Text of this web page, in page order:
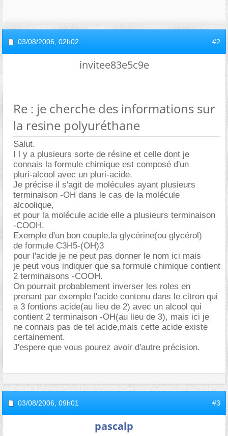
03/08/2006, 02h02 #2
invitee83e5c9e
Re : je cherche des informations sur
la resine polyuréthane
Salut.
I l y a plusieurs sorte de résine et celle dont je
connais la formule chimique est composé d'un
pluri-alcool avec un pluri-acide.
Je précise il s'agit de molécules ayant plusieurs
terminaison -OH dans le cas de la molécule
alcoolique,
et pour la molécule acide elle a plusieurs terminaison
-COOH.
Exemple d'un bon couple,la glycérine(ou glycérol)
de formule C3H5-(OH)3
pour l'acide je ne peut pas donner le nom ici mais
je peut vous indiquer que sa formule chimique contient
2 terminaisons -COOH.
On pourrait probablement inverser les roles en
prenant par exemple l'acide contenu dans le citron qui
a 3 fontions acide(au lieu de 2) avec un alcool qui
contient 2 terminaison -OH(au lieu de 3), mais ici je
ne connais pas de tel acide,mais cette acide existe
certainement.
J'espere que vous pourez avoir d'autre précision.
03/08/2006, 09h01 #3
pascalp